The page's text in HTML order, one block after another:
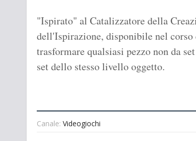
"Ispirato" al Catalizzatore della
dell'Ispirazione, disponibile nel corso
trasformare qualsiasi pezzo non da
set dello stesso livello oggetto.
Canale: Videogiochi